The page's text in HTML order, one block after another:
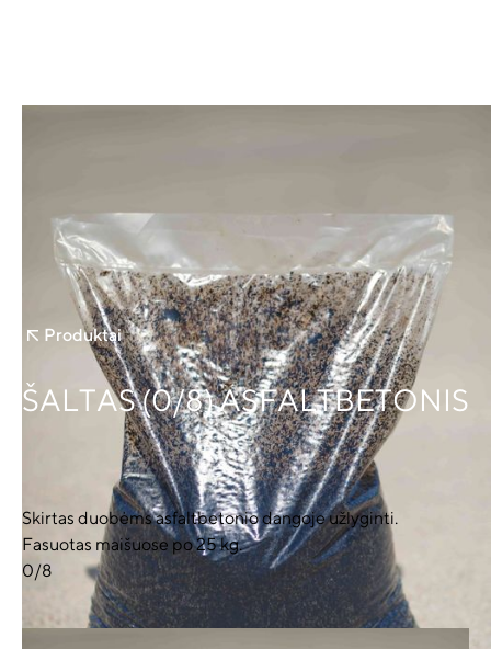
Produktai
ŠALTAS (0/8) ASFALTBETONIS
Skirtas duobėms asfaltbetonio dangoje užlyginti.
Fasuotas maišuose po 25 kg.
0/8